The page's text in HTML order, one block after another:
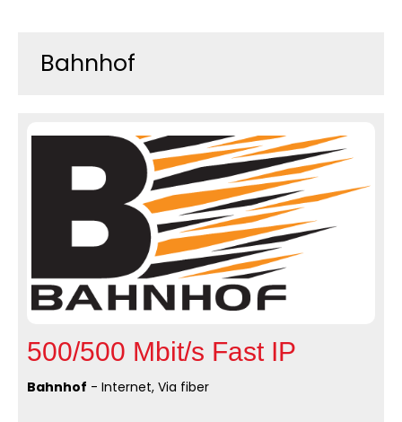
Bahnhof
500/500 Mbit/s Fast IP
Bahnhof - Internet, Via fiber